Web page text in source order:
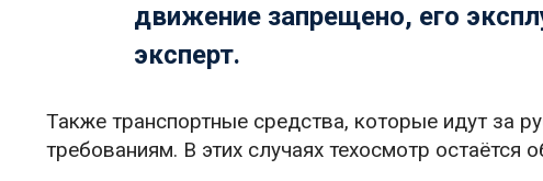
движение запрещено, его
эксперт.
Также транспортные средства, которые идут за
требованиям. В этих случаях техосмотр остаётся